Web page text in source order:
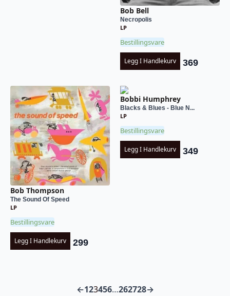
Bob Bell
Necropolis
LP
Bestillingsvare
Legg I Handlekurv 369
Bob Thompson
The Sound Of Speed
LP
Bestillingsvare
Legg I Handlekurv 299
Bobbi Humphrey
Blacks & Blues - Blue N...
LP
Bestillingsvare
Legg I Handlekurv 349
←123456…262728→